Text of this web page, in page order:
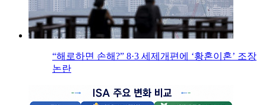
“해로하면 손해?” 8·3 세제개편에 ‘황혼이혼’ 조장
논란